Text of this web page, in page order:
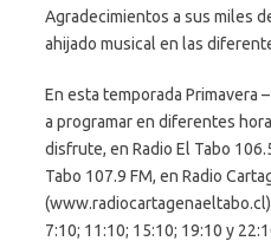
Agradecimientos a sus miles
ahijado musical en las
En esta temporada Primavera
a programar en diferentes
disfrute, en Radio El Tabo
Tabo 107.9 FM, en Radio
7:10; 11:10; 15:10; 19:10 y